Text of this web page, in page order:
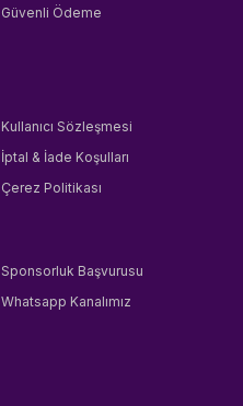
Güvenli Ödeme
Kullanıcı Sözleşmesi
İptal & İade Koşulları
Çerez Politikası
Sponsorluk Başvurusu
Whatsapp Kanalımız